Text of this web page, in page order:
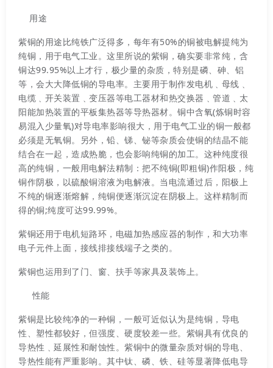
用途
紫铜的用途比纯铁广泛得多，每年有50%的铜被电解提纯为
纯铜，用于电气工业。这里所说的紫铜，确实要非常纯，含
铜达99.95%以上才行，极少量的杂质，特别是磷、砷、铝
等，会大大降低铜的导电率。主要用于制作发电机﹑母线﹑
电缆﹑开关装置﹑变压器等电工器材和热交换器﹑管道﹑太
阳能加热装置的平板集热器等导热器材。铜中含氧(炼铜时容
易混入少量氧)对导电率影响很大，用于电气工业的铜一般都
必须是无氧铜。另外，铅、锑、铋等杂质会使铜的结晶不能
结合在一起，造成热脆，也会影响纯铜的加工。这种纯度很
高的纯铜，一般用电解法精制：把不纯铜(即粗铜)作阳极，纯
铜作阴极，以硫酸铜溶液为电解液。当电流通过后，阳极上
不纯的铜逐渐熔解，纯铜便逐渐沉淀在阴极上。这样精制而
得的铜;纯度可达99.99%。
紫铜还用于电机短路环，电磁加热感应器的制作，和大功率
电子元件上面，接线排接线端子之类的。
紫铜也运用到了门、窗、扶手等家具及装饰上。
性能
紫铜是比较纯净的一种铜，一般可近似认为是纯铜，导电
性、塑性都较好，但强度、硬度较差一些。紫铜具有优良的
导热性﹑延展性和耐蚀性。紫铜中的微量杂质对铜的导电、
导热性能有严重影响。其中钛、磷、铁、硅等显著降低电导